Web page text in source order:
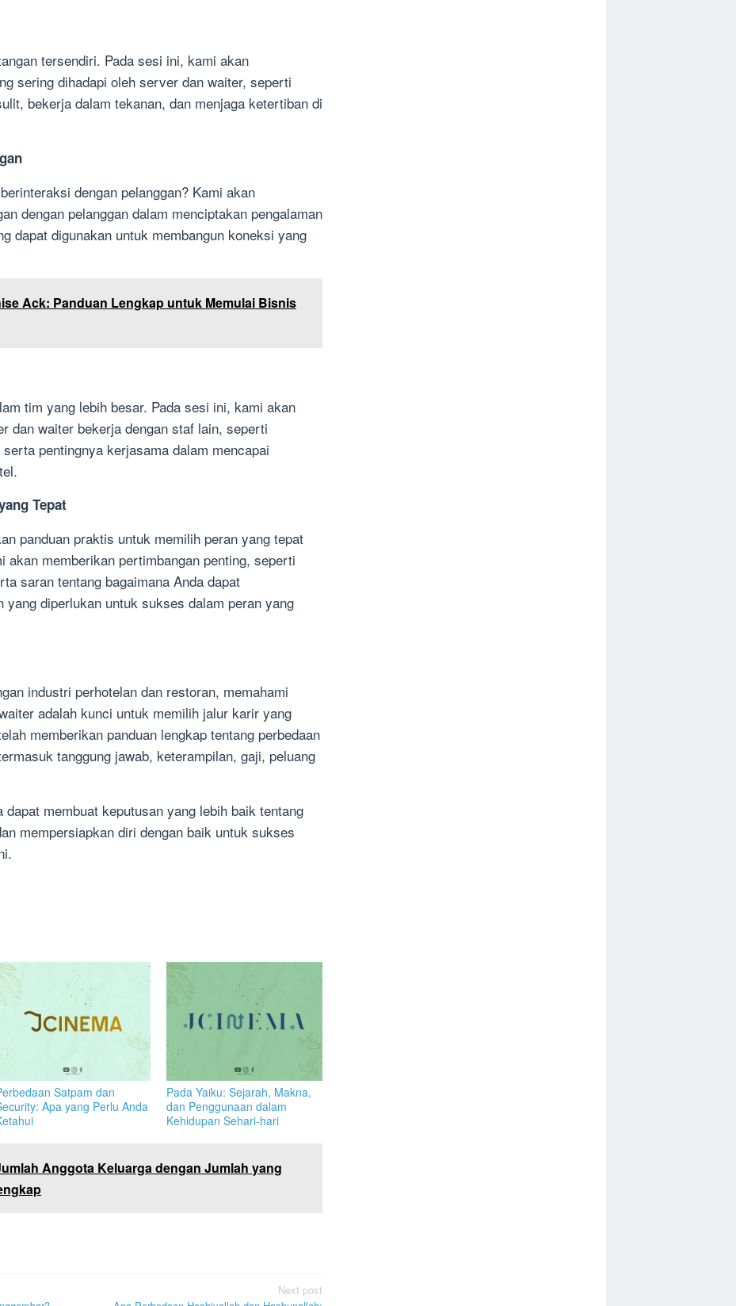
tersendiri. Pada sesi ini, kami akan
sering dihadapi oleh server dan waiter, seperti
bekerja dalam tekanan, dan menjaga ketertiban di
dengan pelanggan? Kami akan
dengan pelanggan dalam menciptakan pengalaman
dapat digunakan untuk membangun koneksi yang
Ack: Panduan Lengkap untuk Memulai Bisnis
tim yang lebih besar. Pada sesi ini, kami akan
dan waiter bekerja dengan staf lain, seperti
pentingnya kerjasama dalam mencapai
Tepat
panduan praktis untuk memilih peran yang tepat
akan memberikan pertimbangan penting, seperti
saran tentang bagaimana Anda dapat
yang diperlukan untuk sukses dalam peran yang
industri perhotelan dan restoran, memahami
adalah kunci untuk memilih jalur karir yang
memberikan panduan lengkap tentang perbedaan
tanggung jawab, keterampilan, gaji, peluang
dapat membuat keputusan yang lebih baik tentang
mempersiapkan diri dengan baik untuk sukses
Satpam dan
Apa yang Perlu Anda
Pada Yaiku: Sejarah, Makna,
dan Penggunaan dalam
Kehidupan Sehari-hari
Anggota Keluarga dengan Jumlah yang
Next post